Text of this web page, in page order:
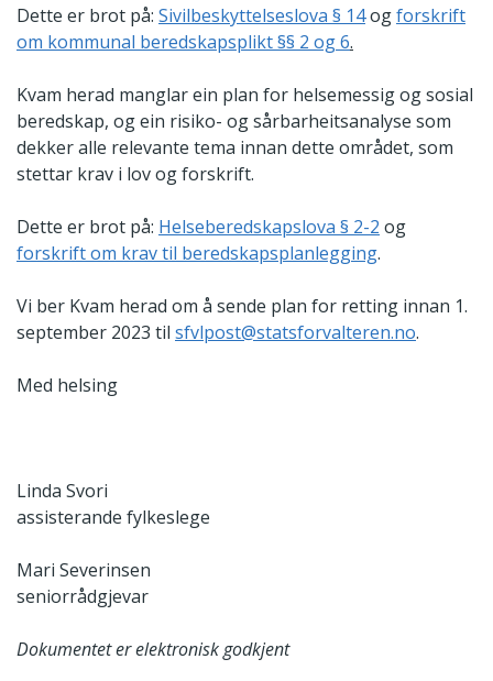
Dette er brot på: Sivilbeskyttelseslova § 14ogforskrift
om kommunal beredskapsplikt §§ 2 og 6.
Kvam herad manglar ein plan for helsemessig og sosial
beredskap, og ein risiko- og sårbarheitsanalyse som
dekker alle relevante tema innan dette området, som
stettar krav i lov og forskrift.
Dette er brot på: Helseberedskapslova § 2-2 og
forskrift om krav til beredskapsplanlegging.
Vi ber Kvam herad om å sende plan for retting innan 1.
september 2023 til sfvlpost@statsforvalteren.no.
Med helsing
Linda Svori
assisterande fylkeslege
Mari Severinsen
seniorrådgjevar
Dokumentet er elektronisk godkjent